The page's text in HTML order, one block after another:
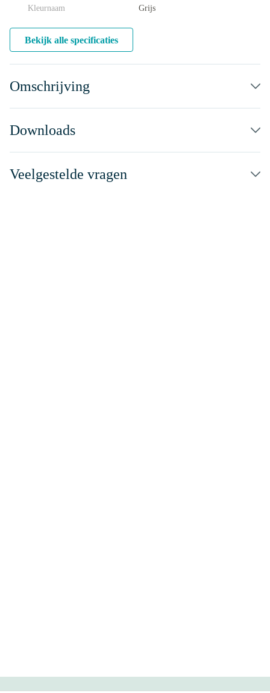
Kleurnaam Grijs
Bekijk alle specificaties
Omschrijving
Downloads
Veelgestelde vragen